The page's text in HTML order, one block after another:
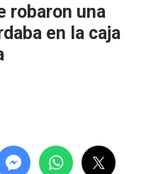
robaron una
en la caja